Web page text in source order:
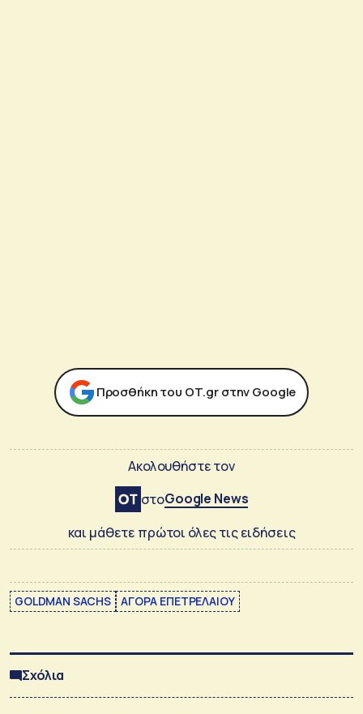
Προσθήκη του ΟΤ.gr στην Google
Ακολουθήστε τον
στοGoogle News
και μάθετε πρώτοι όλες τις ειδήσεις
GOLDMAN SACHS ΑΓΟΡΑ ΕΠΕΤΡΕΛΑΙΟΥ
Σχόλια